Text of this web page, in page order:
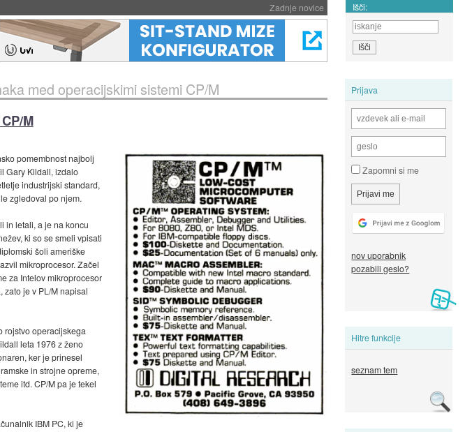
Zadnje novice Išči:
Prijava
Zapomni si me
nov uporabnik
pozabili geslo?
Hitre funkcije
seznam tem
med operacijskimi sistemi CP/M
M
pomembnost najbolj
Gary Kildall, izdalo
industrijski standard,
zgledoval po njem.
in letali, a je na koncu
ki so se smeli vpisati
šoli ameriške
mikroprocesor. Začel
za Intelov mikroprocesor
zato je v PL/M napisal
rojstvo operacijskega
leta 1976 z ženo
ker je prinesel
in strojne opreme,
itd. CP/M pa je tekel
IBM PC, ki je